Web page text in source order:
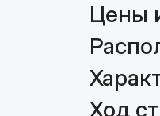
Цены
Ход